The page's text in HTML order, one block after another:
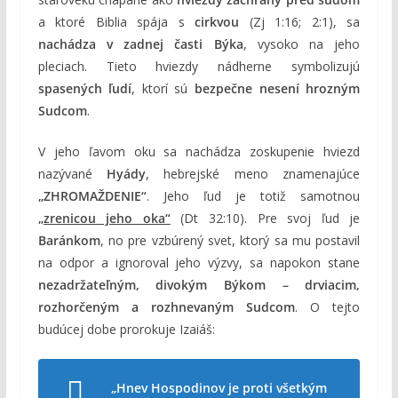
a ktoré Biblia spája scirkvou (Zj 1:16; 2:1), sa
nachádza v zadnej časti Býka, vysoko na jeho
pleciach. Tieto hviezdy nádherne symbolizujú
spasených ľudí, ktorí sú bezpečne nesení hrozným
Sudcom.
V jeho ľavom oku sa nachádza zoskupenie hviezd
nazývané Hyády, hebrejské meno znamenajúce
„ZHROMAŽDENIE“. Jeho ľud je totiž samotnou
„zrenicou jeho oka“(Dt 32:10). Pre svoj ľud je
Baránkom, no pre vzbúrený svet, ktorý sa mu postavil
na odpor a ignoroval jeho výzvy, sa napokon stane
nezadržateľným, divokým Býkom – drviacim,
rozhorčeným a rozhnevaným Sudcom. O tejto
budúcej dobe prorokuje Izaiáš:
„Hnev Hospodinov je proti všetkým